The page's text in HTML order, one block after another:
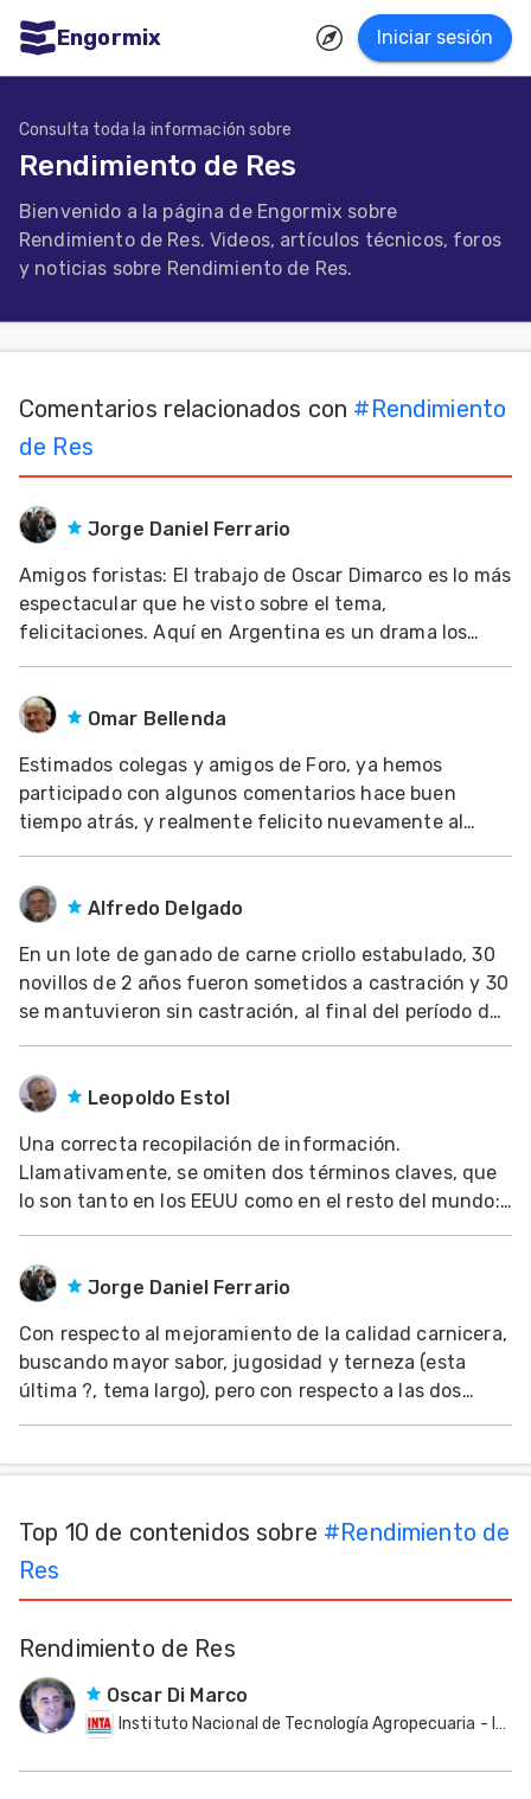
Engormix Iniciar sesión
Agricultura
Balanceados
Avicultura
Lechería
Micotoxinas
Porcicultura
Mascotas
Consulta toda la información sobre
Rendimiento de Res
Bienvenido a la página de Engormix sobre
Rendimiento de Res. Videos, artículos técnicos, foros
y noticias sobre Rendimiento de Res.
Comentarios relacionados con #Rendimiento
de Res
Jorge Daniel Ferrario
Amigos foristas: El trabajo de Oscar Dimarco es lo más
espectacular que he visto sobre el tema,
felicitaciones. Aquí en Argentina es un drama los
rendimientos, por eso se prefiere vender el animal
Omar Bellenda
Estimados colegas y amigos de Foro, ya hemos
participado con algunos comentarios hace buen
tiempo atrás, y realmente felicito nuevamente al
colega Carlos por su idea de introducir esta temática.
hace muchos años en la región, la utilizamos y ap
Alfredo Delgado
En un lote de ganado de carne criollo estabulado, 30
novillos de 2 años fueron sometidos a castración y 30
se mantuvieron sin castración, al final del período de
engorde de 110 días los animales enteros habían
habian ganado 1.1 kg por día, respectiv
Leopoldo Estol
Una correcta recopilación de información.
Llamativamente, se omiten dos términos claves, que
lo son tanto en los EEUU como en el resto del mundo:
1) Bienestar animal, definido claramente en foros
Buenas Practicas de Manejo, con idéntico coment
Jorge Daniel Ferrario
Con respecto al mejoramiento de la calidad carnicera,
buscando mayor sabor, jugosidad y terneza (esta
última ?, tema largo), pero con respecto a las dos
primeras, hemos estado midiendo prefaena, marbling
acuerdos a los mismos y a las razas puras,
Top 10 de contenidos sobre #Rendimiento de
Res
Rendimiento de Res
Oscar Di Marco
Instituto Nacional de Tecnología Agropecuaria - INTA